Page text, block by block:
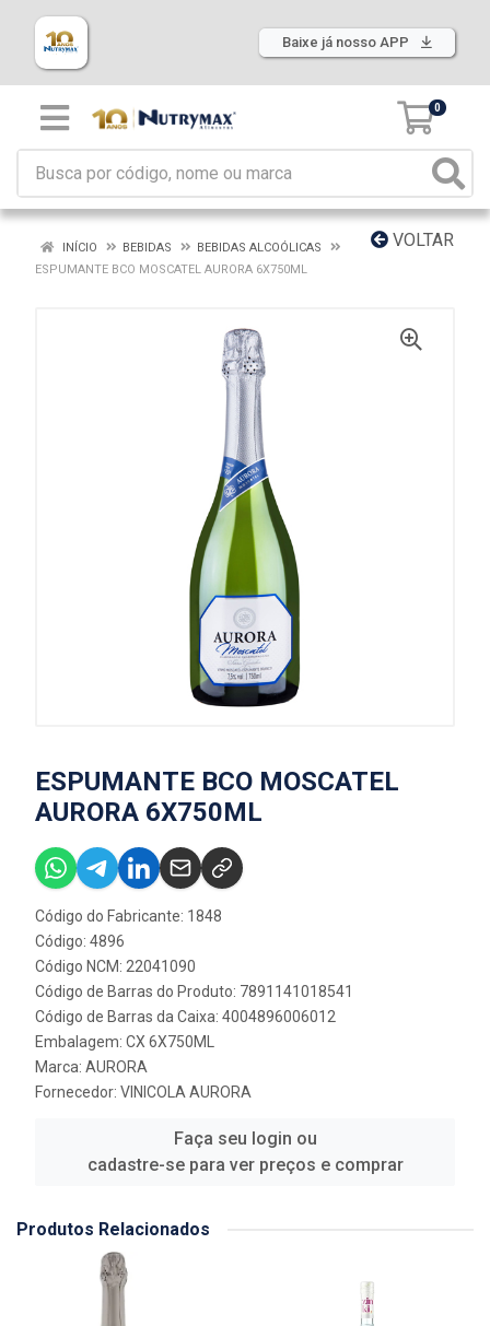
Baixe já nosso APP
0
VOLTAR
INÍCIO BEBIDAS
BEBIDAS ALCOÓLICAS
ESPUMANTE BCO MOSCATEL AURORA 6X750ML
ESPUMANTE BCO MOSCATEL
AURORA 6X750ML
Código do Fabricante: 1848
Código: 4896
Código NCM: 22041090
Código de Barras do Produto: 7891141018541
Código de Barras da Caixa: 4004896006012
Embalagem: CX 6X750ML
Marca: AURORA
Fornecedor: VINICOLA AURORA
Faça seu login ou
cadastre-se para ver preços e comprar
Produtos Relacionados